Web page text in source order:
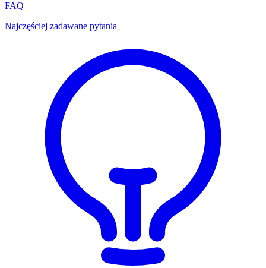
FAQ
Najczęściej zadawane pytania